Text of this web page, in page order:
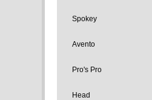
Spokey
Avento
Pro's Pro
Head